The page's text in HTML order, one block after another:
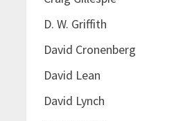
D. W. Griffith
David Cronenberg
David Lean
David Lynch